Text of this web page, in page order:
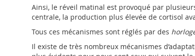
Ainsi, le réveil matinal est provoqué par
centrale, la production plus élevée de cortisol
Tous ces mécanismes sont réglés par des
Il existe de très nombreux mécanismes